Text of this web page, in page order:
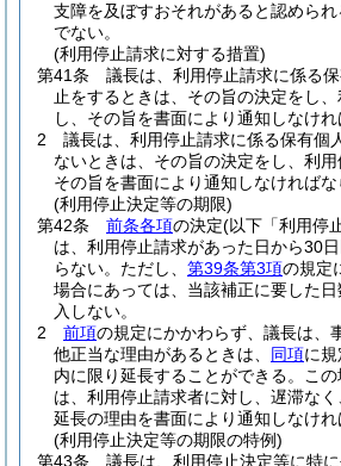
支障を及ぼすおそれがあると認めら
でない。
(利用停止請求に対する措置)
第41条
議長は、利用停止請求に係る
止をするときは、その旨の決定をし
し、その旨を書面により通知しなけれ
2
議長は、利用停止請求に係る保有個
ないときは、その旨の決定をし、利用
その旨を書面により通知しなければな
(利用停止決定等の期限)
第42条
前条各項の決定(以下「利用停
は、利用停止請求があった日から30
らない。 ただし、 第39条第3項の規定
場合にあっては、当該補正に要した
入しない。
2
前項の規定にかかわらず、議長は、
他正当な理由があるときは、 同項に
内に限り延長することができる。
こ
は、利用停止請求者に対し、遅滞な
延長の理由を書面により通知しなけれ
(利用停止決定等の期限の特例)
第43条
議長は、利用停止決定等に特